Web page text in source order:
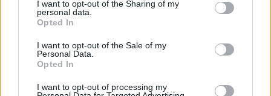
not limited to your visit or usage behaviour. You may click to
grant or deny consent to Google and its third-party tags to
use your data for below specified purposes in below Google
consent section.
I want to opt-out of the Sharing of my
personal data.
Opted In
I want to opt-out of the Sale of my
Personal Data.
Opted In
I want to opt-out of processing my